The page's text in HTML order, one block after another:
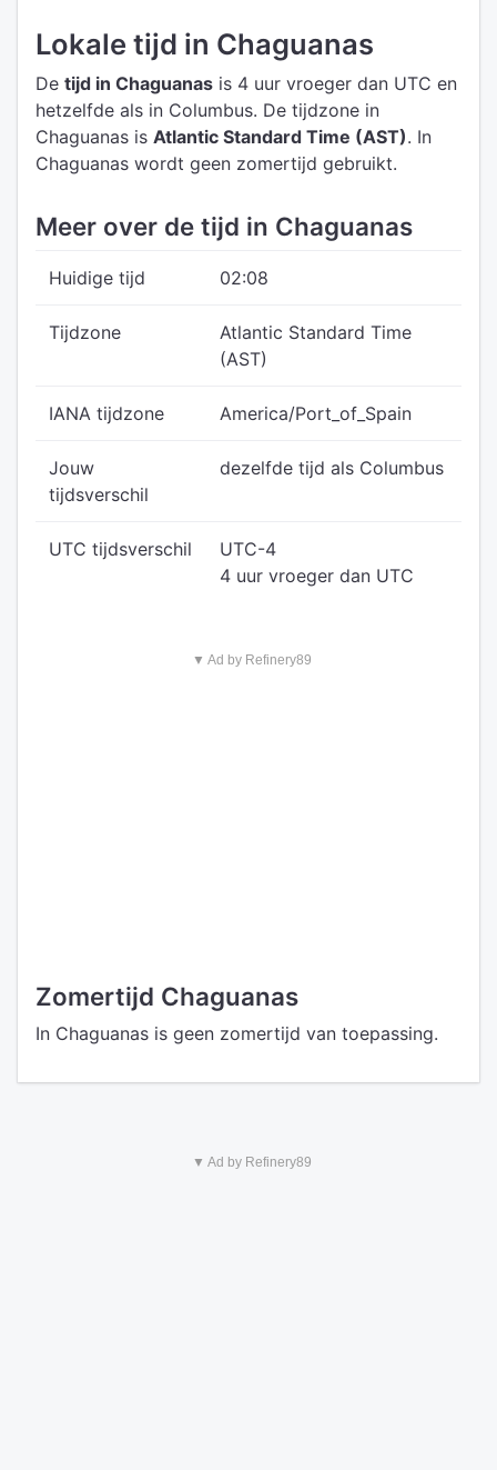
Lokale tijd in Chaguanas
De tijd in Chaguanas is 4 uur vroeger dan UTC en
hetzelfde als in Columbus. De tijdzone in
Chaguanas is Atlantic Standard Time (AST). In
Chaguanas wordt geen zomertijd gebruikt.
Meer over de tijd in Chaguanas
Huidige tijd 02:08
Tijdzone
Atlantic Standard Time
(AST)
IANA tijdzone America/Port_of_Spain
Jouw
tijdsverschil
dezelfde tijd als Columbus
UTC tijdsverschil
UTC-4
4 uur vroeger dan UTC
▼ Ad by Refinery89
Zomertijd Chaguanas
In Chaguanas is geen zomertijd van toepassing.
▼ Ad by Refinery89